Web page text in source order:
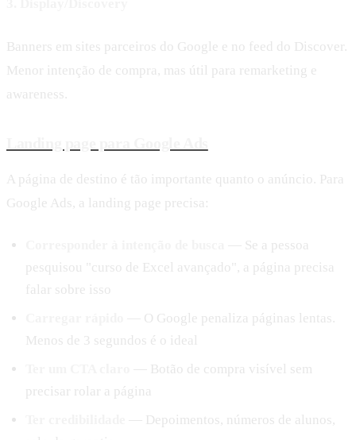
Banners em sites parceiros do Google e no feed do Discover.
Menor intenção de compra, mas útil para remarketing e
awareness.
A página de destino é tão importante quanto o anúncio. Para
Google Ads, a landing page precisa:
— Se a pessoa
pesquisou "curso de Excel avançado", a página precisa
falar sobre isso
— O Google penaliza páginas lentas.
Menos de 3 segundos é o ideal
— Botão de compra visível sem
precisar rolar a página
— Depoimentos, números de alunos,